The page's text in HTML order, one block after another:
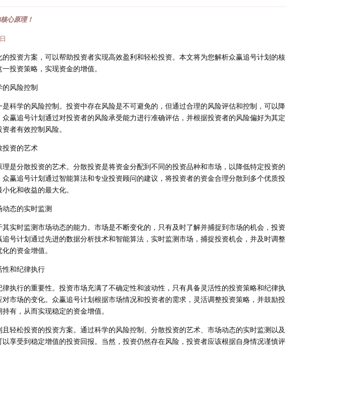
心原理！
投资方案，可以帮助投资者实现高效盈利和轻松投资。本文将为您解析众赢追号计划的核
投资策略，实现资金的增值。
风险控制
科学的风险控制。投资中存在风险是不可避免的，但通过合理的风险评估和控制，可以降
赢追号计划通过对投资者的风险承受能力进行准确评估，并根据投资者的风险偏好为其定
者有效控制风险。
投资的艺术
是分散投资的艺术。分散投资是将资金分配到不同的投资品种和市场，以降低特定投资的
赢追号计划通过智能算法和专业投资顾问的建议，将投资者的资金合理分散到多个优质投
化和收益的最大化。
态的实时监测
实时监测市场动态的能力。市场是不断变化的，只有及时了解并捕捉到市场的机会，投资
号计划通过先进的数据分析技术和智能算法，实时监测市场，捕捉投资机会，并及时调整
的资金增值。
性和纪律执行
执行的重要性。投资市场充满了不确定性和波动性，只有具备灵活性的投资策略和纪律执
市场的变化。众赢追号计划根据市场情况和投资者的需求，灵活调整投资策略，并鼓励投
有，从而实现稳定的资金增值。
轻松投资的投资方案。通过科学的风险控制、分散投资的艺术、市场动态的实时监测以及
享受到稳定增值的投资回报。当然，投资仍然存在风险，投资者应该根据自身情况谨慎评